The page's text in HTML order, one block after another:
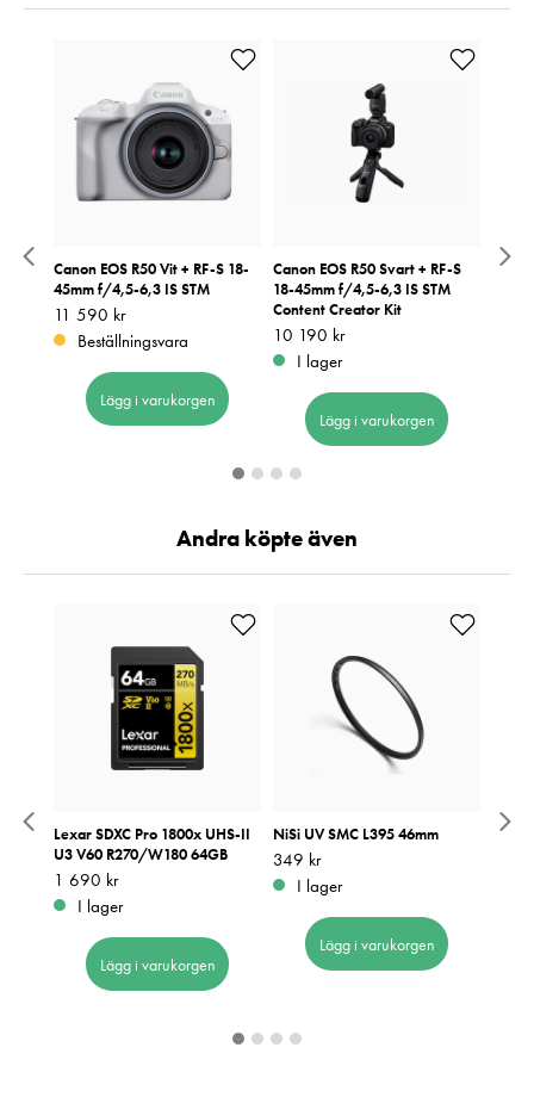
Canon EOS R50 Vit + RF-S 18-
45mm f/4,5-6,3 IS STM
Pris:11 590 kr
11 590 kr
Beställningsvara
Lägg i varukorgen
Canon EOS R50 Svart + RF-S
18-45mm f/4,5-6,3 IS STM
Content Creator Kit
Pris :10 190 kr
10 190 kr
I lager
Lägg i varukorgen
Andra köpte även
Lexar SDXC Pro 1800x UHS-II
U3 V60 R270/W180 64GB
Pris:1 690 kr
1 690 kr
I lager
Lägg i varukorgen
NiSi UV SMC L395 46mm
Pris: 349 kr
349 kr
I lager
Lägg i varukorgen
NiSi